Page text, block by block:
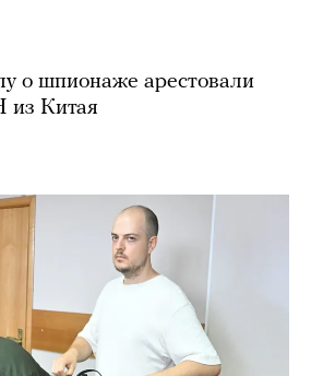
о шпионаже арестовали
из Китая